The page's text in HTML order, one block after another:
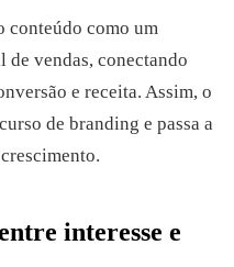
conteúdo como um
vendas, conectando
e receita. Assim, o
de branding e passa a
interesse e